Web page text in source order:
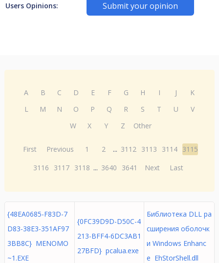
Users Opinions: Submit your opinion
A B C D E F G H I J
K
L
M N O P Q R S T U
V
W
X Y Z Other
First Previous 1 2 ... 3112 3113 3114 3115
3116
3117 3118 ... 3640 3641 Next Last
{48EA0685-F83D-7
D83-38E3-351AF97
3BB8C} MENOMO
~1.EXE
{0FC39D9D-D50C-4
213-BFF4-6DC3AB1
27BFD} pcalua.exe
Библиотека DLL ра
сширения оболочк
и Windows Enhanc
e EhStorShell.dll